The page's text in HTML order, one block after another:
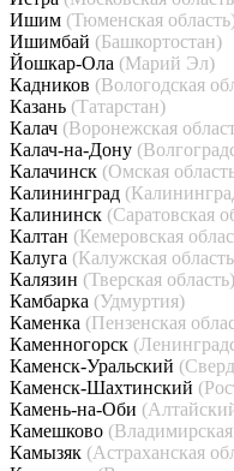
Ишим (Тюменская
Ишимбай (Башкортостан)
Йошкар-Ола (Марий Эл)
Кадников (Вологодская
Казань (Татарстан)
Калач (Воронежская
Калач-на-Дону
Калачинск (Омская
Калининград
Калининск (Саратовская
Калтан (Кемеровская
Калуга (Калужская
Калязин (Тверская область)
Камбарка (Удмуртия)
Каменка (Пензенская
Каменногорск
Каменск-Уральский
Каменск-Шахтинский
Камень-на-Оби
Камешково (Владимирская
Камызяк (Астраханская